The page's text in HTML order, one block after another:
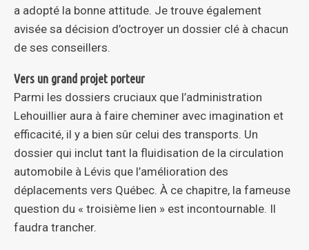
a adopté la bonne attitude. Je trouve également
avisée sa décision d’octroyer un dossier clé à chacun
de ses conseillers.
Vers un grand projet porteur
Parmi les dossiers cruciaux que l’administration
Lehouillier aura à faire cheminer avec imagination et
efficacité, il y a bien sûr celui des transports. Un
dossier qui inclut tant la fluidisation de la circulation
automobile à Lévis que l’amélioration des
déplacements vers Québec. À ce chapitre, la fameuse
question du « troisième lien » est incontournable. Il
faudra trancher.